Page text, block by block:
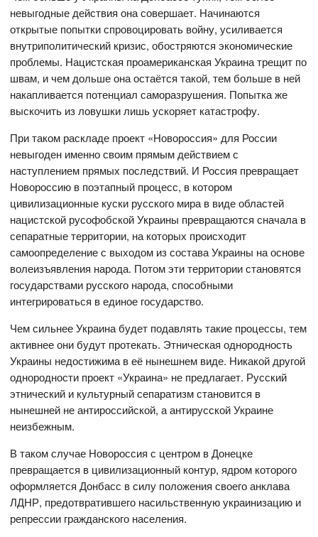
невыгодные действия она совершает. Начинаются
открытые попытки спровоцировать войну, усиливается
внутриполитический кризис, обостряются экономические
проблемы. Нацистская проамериканская Украина трещит по
швам, и чем дольше она остаётся такой, тем больше в ней
накапливается потенциал саморазрушения. Попытка же
выскочить из ловушки лишь ускоряет катастрофу.
При таком раскладе проект «Новороссия» для России
невыгоден именно своим прямым действием с
наступлением прямых последствий. И Россия превращает
Новороссию в поэтапный процесс, в котором
цивилизационные куски русского мира в виде областей
нацистской русофобской Украины превращаются сначала в
сепаратные территории, на которых происходит
самоопределение с выходом из состава Украины на основе
волеизъявления народа. Потом эти территории становятся
государствами русского народа, способными
интегрироваться в единое государство.
Чем сильнее Украина будет подавлять такие процессы, тем
активнее они будут протекать. Этническая однородность
Украины недостижима в её нынешнем виде. Никакой другой
однородности проект «Украина» не предлагает. Русский
этнический и культурный сепаратизм становится в
нынешней не антироссийской, а антирусской Украине
неизбежным.
В таком случае Новороссия с центром в Донецке
превращается в цивилизационный контур, ядром которого
оформляется Донбасс в силу положения своего анклава
ЛДНР, предотвратившего насильственную украинизацию и
репрессии гражданского населения.